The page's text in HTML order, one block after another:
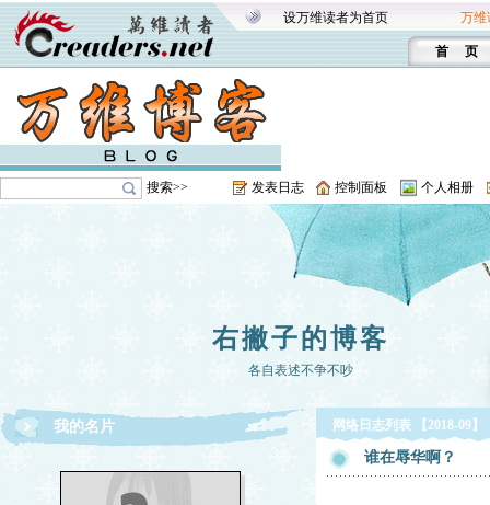
设万维读者为首页 万维
首 页
搜索>> 发表日志 控制面板 个人相册
右撇子的博客
各自表述不争不吵
我的名片 网络日志列表 【2018-09】
谁在辱华啊？